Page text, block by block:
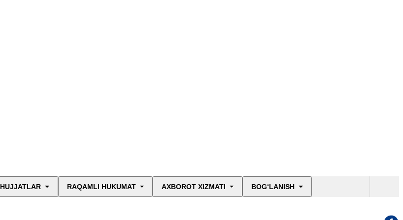
HUJJATLAR RAQAMLI HUKUMAT AXBOROT XIZMATI BOG‘LANISH